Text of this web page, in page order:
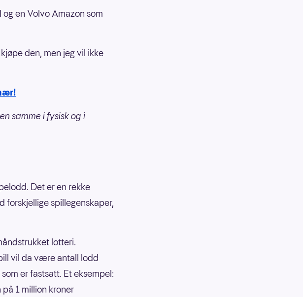
en Volvo Amazon som
den, men jeg vil ikke
samme i fysisk og i
Det er en rekke
forskjellige spillegenskaper,
lotteri.
vil da være antall lodd
er fastsatt. Et eksempel:
1 million kroner